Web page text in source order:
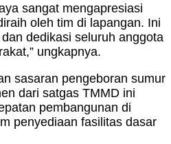
sangat mengapresiasi
oleh tim di lapangan. Ini
dedikasi seluruh anggota
ungkapnya.
sasaran pengeboran sumur
dari satgas TMMD ini
pembangunan di
penyediaan fasilitas dasar